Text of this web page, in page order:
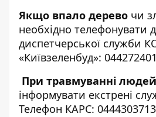
Якщо впало дерево чи
необхідно телефонувати
диспетчерської служби
«Київзеленбуд»:
При травмуванні людей
інформувати екстрені
Телефон КАРС: